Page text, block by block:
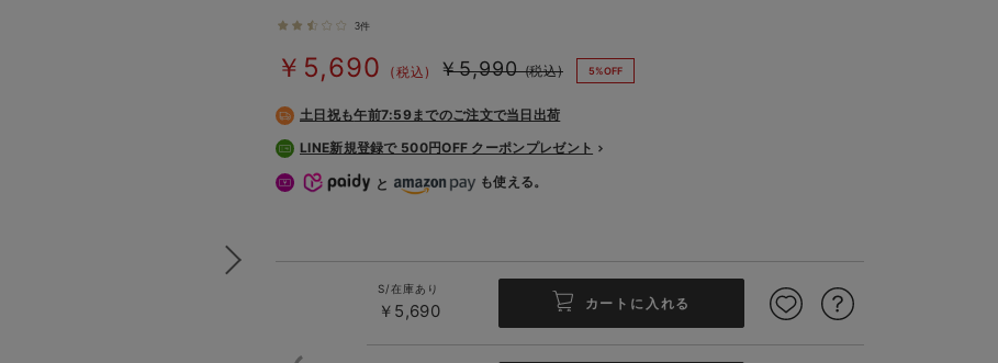
3件
￥5,990 (税込)
￥5,690 (税込) 5%OFF
土日祝も午前7:59までのご注文で当日出荷
LINE新規登録で 500円OFF クーポンプレゼント
と も使える。
S/在庫あり
￥5,690 カートに入れる